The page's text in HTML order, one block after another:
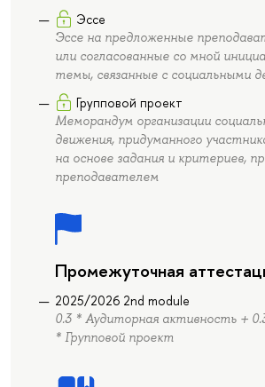
Эссе
Эссе на предложенные
или согласованные со мной
темы, связанные с социальными
Групповой проект
Меморандум организации
движения, придуманного
на основе задания и критериев,
преподавателем
Промежуточная
2025/2026 2nd module
0.3 * Аудиторная активность +
* Групповой проект